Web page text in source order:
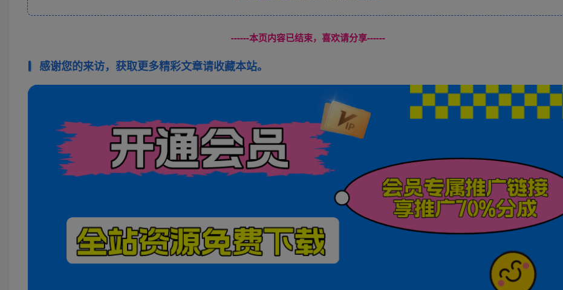
------本页内容已结束，喜欢请分享------
感谢您的来访，获取更多精彩文章请收藏本站。